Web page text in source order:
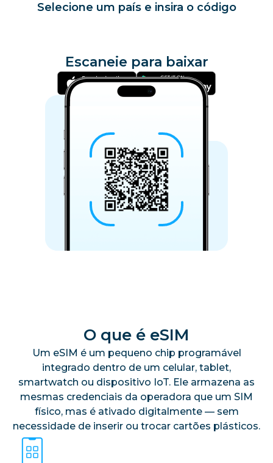
Selecione um país e insira o código
Escaneie para baixar
O que é eSIM
Um eSIM é um pequeno chip programável
integrado dentro de um celular, tablet,
smartwatch ou dispositivo IoT. Ele armazena as
mesmas credenciais da operadora que um SIM
físico, mas é ativado digitalmente — sem
necessidade de inserir ou trocar cartões plásticos.